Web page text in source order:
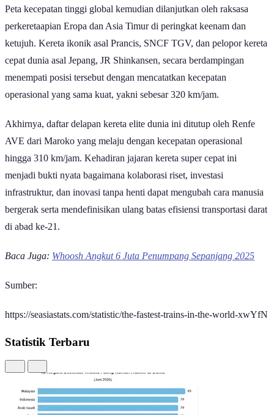
Peta kecepatan tinggi global kemudian dilanjutkan oleh raksasa
perkeretaapian Eropa dan Asia Timur di peringkat keenam dan
ketujuh. Kereta ikonik asal Prancis, SNCF TGV, dan pelopor kereta
cepat dunia asal Jepang, JR Shinkansen, secara berdampingan
menempati posisi tersebut dengan mencatatkan kecepatan
operasional yang sama kuat, yakni sebesar 320 km/jam.
Akhirnya, daftar delapan kereta elite dunia ini ditutup oleh Renfe
AVE dari Maroko yang melaju dengan kecepatan operasional
hingga 310 km/jam. Kehadiran jajaran kereta super cepat ini
menjadi bukti nyata bagaimana kolaborasi riset, investasi
infrastruktur, dan inovasi tanpa henti dapat mengubah cara manusia
bergerak serta mendefinisikan ulang batas efisiensi transportasi darat
di abad ke-21.
Baca Juga: Whoosh Angkut 6 Juta Penumpang Sepanjang 2025
Sumber:
https://seasiastats.com/statistic/the-fastest-trains-in-the-world-xwYfN
Statistik Terbaru